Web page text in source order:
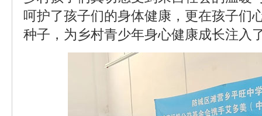
呵护了孩子们的身体健康，更在孩子们
种子，为乡村青少年身心健康成长注入